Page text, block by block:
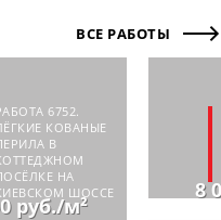
ВСЕ РАБОТЫ
6752.
КОВАНЫЕ
В
НА
ШОССЕ
руб./м²
8